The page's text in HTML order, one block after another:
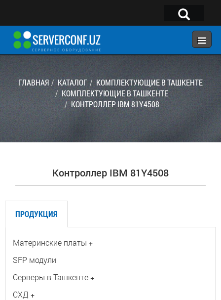
×
ГЛАВНАЯ
КОНФИГУРАТОР
КАТАЛОГ
УСЛУГИ
Telegram:@serverconf_uz
Тел: (90) 932-18-00
ГЛАВНАЯ КАТАЛОГ
КОМПЛЕКТУЮЩИЕ В ТАШКЕНТЕ
КОМПЛЕКТУЮЩИЕ В ТАШКЕНТЕ
КОНТРОЛЛЕР IBM 81Y4508
Контроллер IBM 81Y4508
ПРОДУКЦИЯ
Материнские платы +
SFP модули
Серверы в Ташкенте +
СХД +